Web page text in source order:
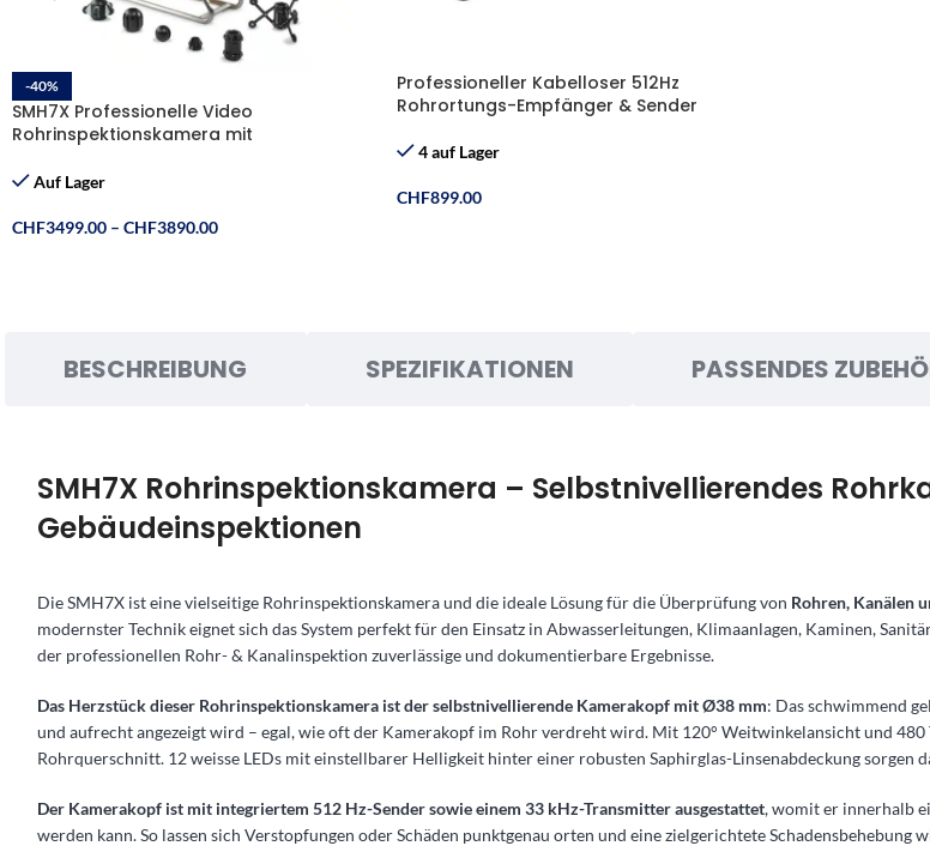
-40%
SMH7X Professionelle Video
Rohrinspektionskamera mit
Sender, Ø38mm L=(60m/120m)
Auf Lager
CHF3499.00 – CHF3890.00
Professioneller Kabelloser 512Hz
Rohrortungs-Empfänger & Sender
4 auf Lager
CHF899.00
BESCHREIBUNG SPEZIFIKATIONEN PASSENDES
SMH7X Rohrinspektionskamera – Selbstnivellierendes
Gebäudeinspektionen
Die SMH7X ist eine vielseitige Rohrinspektionskamera und die ideale Lösung für die Überprüfung von Rohren, Kanälen
modernster Technik eignet sich das System perfekt für den Einsatz in Abwasserleitungen, Klimaanlagen, Kaminen,
der professionellen Rohr- & Kanalinspektion zuverlässige und dokumentierbare Ergebnisse.
Das Herzstück dieser Rohrinspektionskamera ist der selbstnivellierende Kamerakopf mit Ø38 mm: Das schwimmend
und aufrecht angezeigt wird – egal, wie oft der Kamerakopf im Rohr verdreht wird. Mit 120° Weitwinkelansicht und
Rohrquerschnitt. 12 weisse LEDs mit einstellbarer Helligkeit hinter einer robusten Saphirglas-Linsenabdeckung sorgen
Der Kamerakopf ist mit integriertem 512 Hz-Sender sowie einem 33 kHz-Transmitter ausgestattet, womit er innerhalb
werden kann. So lassen sich Verstopfungen oder Schäden punktgenau orten und eine zielgerichtete Schadensbehebung